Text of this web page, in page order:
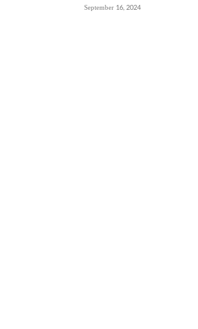
September 16, 2024